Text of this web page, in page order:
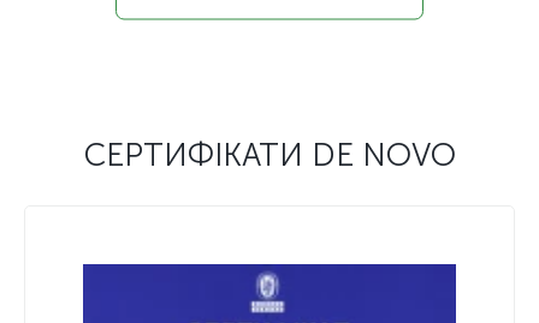
СЕРТИФІКАТИ DE NOVO